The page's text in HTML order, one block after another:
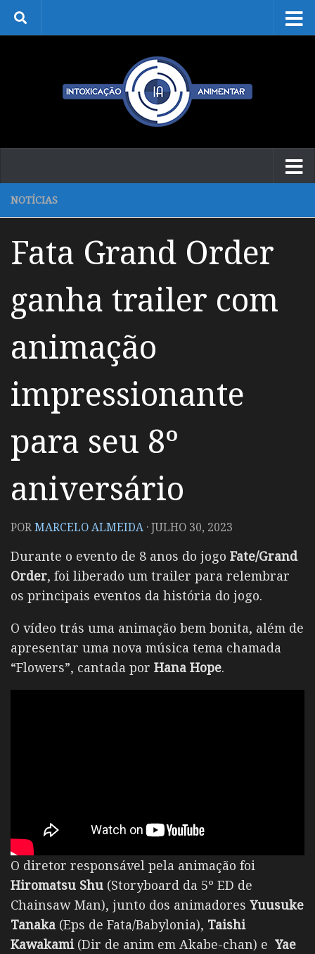
Skip to content
NOTÍCIAS
Fata Grand Order
ganha trailer com
animação
impressionante
para seu 8º
aniversário
PORMARCELO ALMEIDA ·JULHO 30, 2023
Durante o evento de 8 anos do jogo Fate/Grand
Order, foi liberado um trailer para relembrar
os principais eventos da história do jogo.
O vídeo trás uma animação bem bonita, além de
apresentar uma nova música tema chamada
“Flowers”, cantada por Hana Hope.
O diretor responsável pela animação foi
Hiromatsu Shu (Storyboard da 5º ED de
Chainsaw Man), junto dos animadores Yuusuke
Tanaka (Eps de Fata/Babylonia), Taishi
Kawakami(Dir de anim em Akabe-chan) e Yae